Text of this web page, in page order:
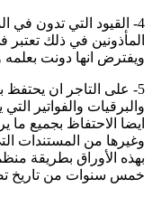
4- القيود التي تدون في
المأذونين في ذلك تعتبر
ويفترض انها دونت
5- على التاجر ان
والبرقيات والفواتير
ايضا الاحتفاظ بجميع ما
وغيرها من المستندات
بهذه الأوراق بطريقة
خمس سنوات من تاريخ